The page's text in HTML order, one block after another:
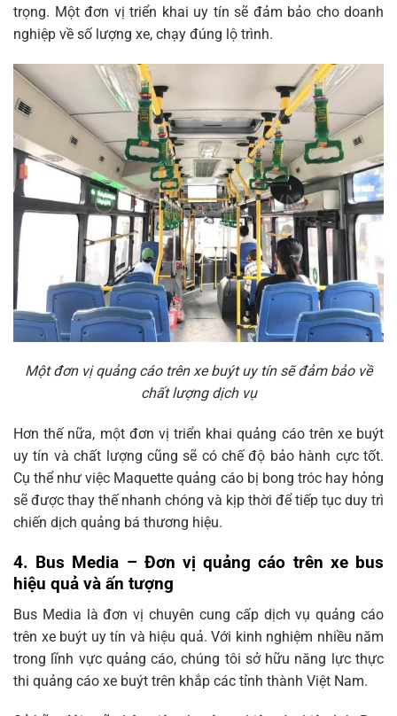
trọng. Một đơn vị triển khai uy tín sẽ đảm bảo cho doanh
nghiệp về số lượng xe, chạy đúng lộ trình.
Một đơn vị quảng cáo trên xe buýt uy tín sẽ đảm bảo về
chất lượng dịch vụ
Hơn thế nữa, một đơn vị triển khai quảng cáo trên xe buýt
uy tín và chất lượng cũng sẽ có chế độ bảo hành cực tốt.
Cụ thể như việc Maquette quảng cáo bị bong tróc hay hỏng
sẽ được thay thế nhanh chóng và kịp thời để tiếp tục duy trì
chiến dịch quảng bá thương hiệu.
4. Bus Media – Đơn vị quảng cáo trên xe bus
hiệu quả và ấn tượng
Bus Media là đơn vị chuyên cung cấp dịch vụ quảng cáo
trên xe buýt uy tín và hiệu quả. Với kinh nghiệm nhiều năm
trong lĩnh vực quảng cáo, chúng tôi sở hữu năng lực thực
thi quảng cáo xe buýt trên khắp các tỉnh thành Việt Nam.